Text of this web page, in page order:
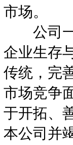
市场。
公司一
企业生存
传统，完
市场竞争
于开拓、
本公司并